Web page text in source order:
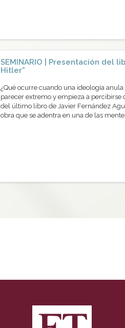
SEMINARIO | Presentación del
Hitler”
¿Qué ocurre cuando una ideología
parecer extremo y empieza a
del último libro de Javier Fernández
obra que se adentra en una de las